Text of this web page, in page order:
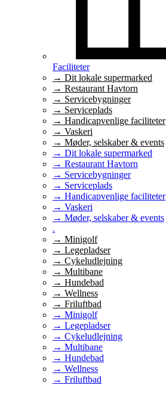
Faciliteter
→ Dit lokale supermarked
→ Restaurant Havtorn
→ Servicebygninger
→ Serviceplads
→ Handicapvenlige faciliteter
→ Vaskeri
→ Møder, selskaber & events
→ Dit lokale supermarked
→ Restaurant Havtorn
→ Servicebygninger
→ Serviceplads
→ Handicapvenlige faciliteter
→ Vaskeri
→ Møder, selskaber & events
.
→ Minigolf
→ Legepladser
→ Cykeludlejning
→ Multibane
→ Hundebad
→ Wellness
→ Friluftbad
→ Minigolf
→ Legepladser
→ Cykeludlejning
→ Multibane
→ Hundebad
→ Wellness
→ Friluftbad